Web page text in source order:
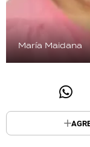
María Maidana